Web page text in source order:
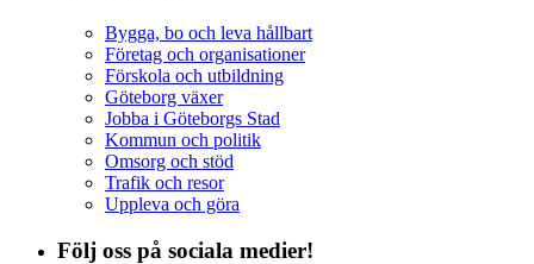
Bygga, bo och leva hållbart
Företag och organisationer
Förskola och utbildning
Göteborg växer
Jobba i Göteborgs Stad
Kommun och politik
Omsorg och stöd
Trafik och resor
Uppleva och göra
Följ oss på sociala medier!